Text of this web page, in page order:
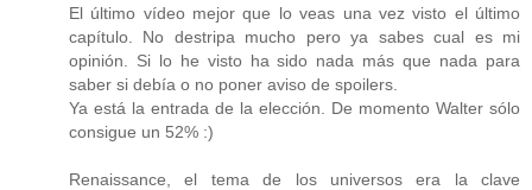
El último vídeo mejor que lo veas una vez visto el último
capítulo. No destripa mucho pero ya sabes cual es mi
opinión. Si lo he visto ha sido nada más que nada para
saber si debía o no poner aviso de spoilers.
Ya está la entrada de la elección. De momento Walter sólo
consigue un 52% :)
Renaissance, el tema de los universos era la clave